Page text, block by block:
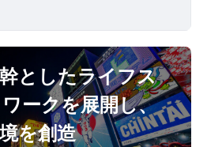
としたライフス
ークを展開し、
を創造